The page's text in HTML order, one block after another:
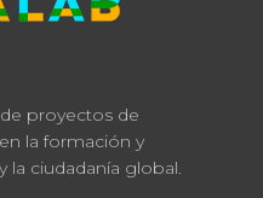
proyectos de
la formación y
la ciudadanía global.